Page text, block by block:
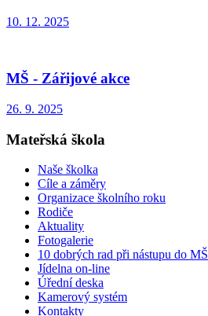
10. 12. 2025
MŠ - Zářijové akce
26. 9. 2025
Mateřská škola
Naše školka
Cíle a záměry
Organizace školního roku
Rodiče
Aktuality
Fotogalerie
10 dobrých rad při nástupu do MŠ
Jídelna on-line
Úřední deska
Kamerový systém
Kontakty